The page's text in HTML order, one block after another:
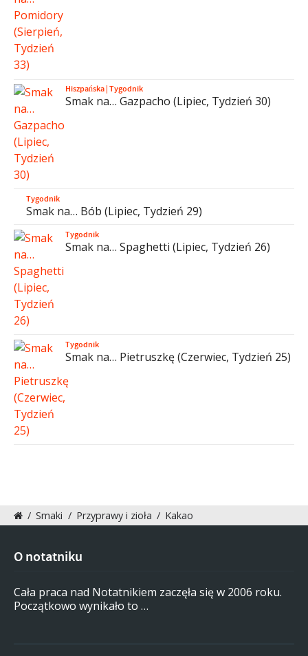
Hiszpańska|Tygodnik
Smak na… Gazpacho (Lipiec, Tydzień 30)
Tygodnik
Smak na… Bób (Lipiec, Tydzień 29)
Tygodnik
Smak na… Spaghetti (Lipiec, Tydzień 26)
Tygodnik
Smak na… Pietruszkę (Czerwiec, Tydzień 25)
/ Smaki / Przyprawy i zioła / Kakao
O notatniku
Cała praca nad Notatnikiem zaczęła się w 2006 roku.
Początkowo wynikało to …